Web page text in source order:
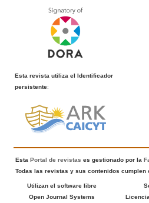
Esta revista utiliza el Identificador
persistente:
EstaPortal de revistas es gestionado por la
Todas las revistas y sus contenidos
Utilizan el software libre
Open Journal Systems